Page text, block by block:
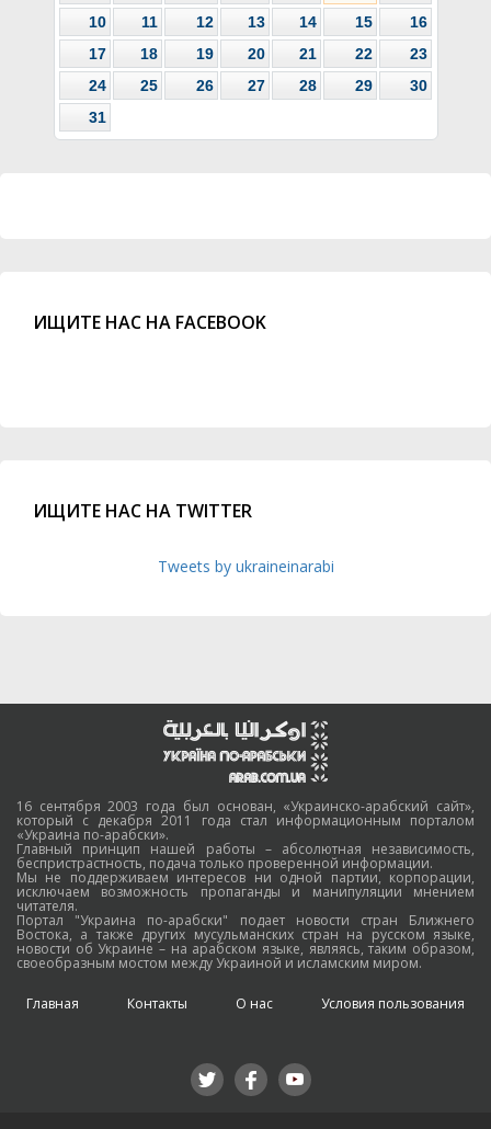
10
11 12 13 14 15
16
17
18 19 20 21 22
23
24
25 26 27 28 29
30
31
ИЩИТЕ НАС НА FACEBOOK
ИЩИТЕ НАС НА TWITTER
Tweets by ukraineinarabi
16 сентября 2003 года был основан, «Украинско-арабский сайт»,
который с декабря 2011 года стал информационным порталом
«Украина по-арабски».
Главный принцип нашей работы – абсолютная независимость,
беспристрастность, подача только проверенной информации.
Мы не поддерживаем интересов ни одной партии, корпорации,
исключаем возможность пропаганды и манипуляции мнением
читателя.
Портал "Украина по-арабски" подает новости стран Ближнего
Востока, а также других мусульманских стран на русском языке,
новости об Украине – на арабском языке, являясь, таким образом,
своеобразным мостом между Украиной и исламским миром.
Главная Контакты О нас Условия пользования